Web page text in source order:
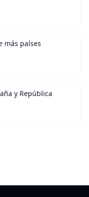
más países
y República